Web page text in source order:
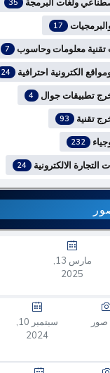
17
معلومات وحاسوب 7
الكترونية احترافية 24
تطبيقات جوال 4
تقنية 93
232
الالكترونية 24
2025
2024